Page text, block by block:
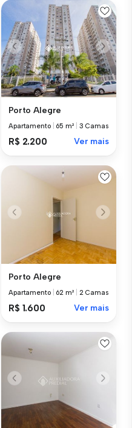
Porto Alegre
Apartamento 65 m² 3 Camas
R$ 2.200 Ver mais
Porto Alegre
Apartamento 62 m² 2 Camas
R$ 1.600 Ver mais